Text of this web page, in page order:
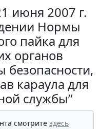
июня 2007 г.
Нормы
пайка для
органов
караула для
службы”
смотрите здесь